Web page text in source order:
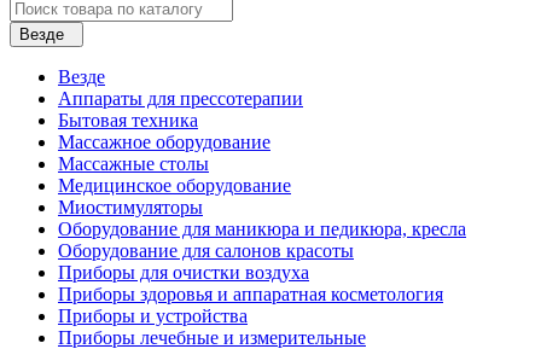
Везде
Везде
Аппараты для прессотерапии
Бытовая техника
Массажное оборудование
Массажные столы
Медицинское оборудование
Миостимуляторы
Оборудование для маникюра и педикюра, кресла
Оборудование для салонов красоты
Приборы для очистки воздуха
Приборы здоровья и аппаратная косметология
Приборы и устройства
Приборы лечебные и измерительные